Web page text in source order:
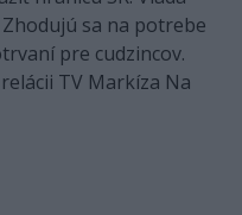
sa na potrebe
pre cudzincov.
TV Markíza Na